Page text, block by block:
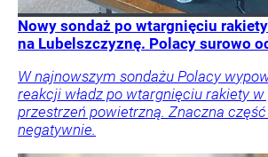
Nowy sondaż po wtargnięciu rakiety
na Lubelszczyznę. Polacy surowo
W najnowszym sondażu Polacy
reakcji władz po wtargnięciu rakiety w
przestrzeń powietrzną. Znaczna część
negatywnie.